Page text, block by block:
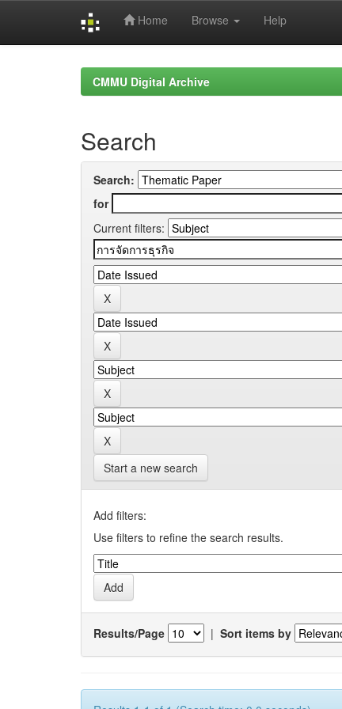
Home Browse Help
CMMU Digital Archive
Search
Search:
for
Current filters:
Start a new search
Add filters:
Use filters to refine the search results.
Results/Page | Sort items by